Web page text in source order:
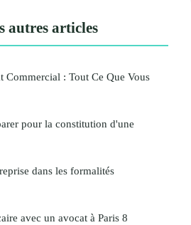
articles
Commercial : Tout Ce Que Vous
pour la constitution d'une
dans les formalités
avec un avocat à Paris 8